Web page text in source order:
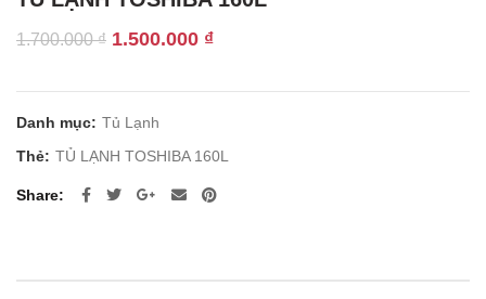
1.700.000₫ Giá
1.500.000 ₫Giá
Danh mục: Tủ Lạnh
Thẻ: TỦ LẠNH TOSHIBA 160L
Share